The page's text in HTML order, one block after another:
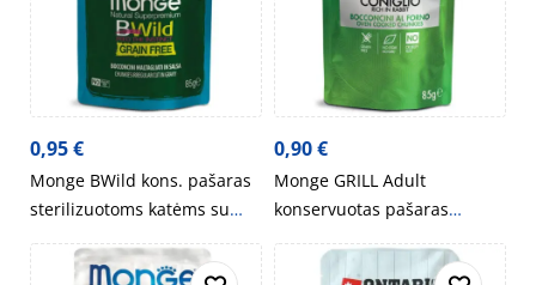
0,95€
Monge BWild kons. pašaras
sterilizuotoms katėms su
tunu, krevetėmis ir
daržovėmis padaže 85g
0,90€
Monge GRILL Adult
konservuotas pašaras
katėms su triušiena 85g